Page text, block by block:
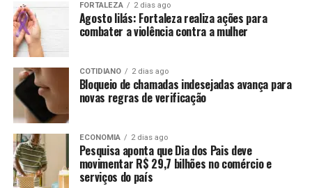
FORTALEZA 2 dias ago
Agosto lilás: Fortaleza realiza ações para
combater a violência contra a mulher
COTIDIANO 2 dias ago
Bloqueio de chamadas indesejadas avança para
novas regras de verificação
ECONOMIA 2 dias ago
Pesquisa aponta que Dia dos Pais deve
movimentar R$ 29,7 bilhões no comércio e
serviços do país